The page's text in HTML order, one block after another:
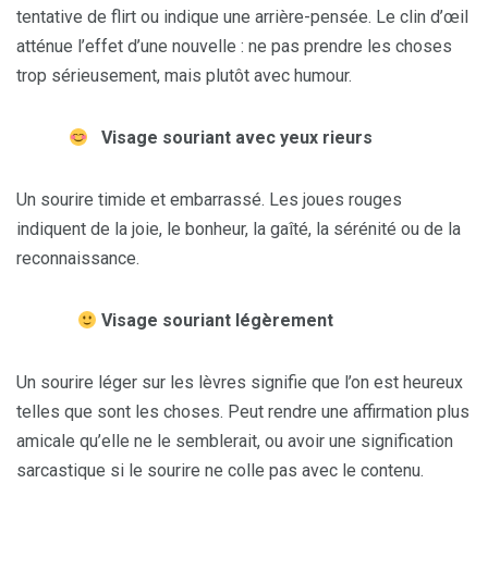
tentative de flirt ou indique une arrière-pensée. Le clin d’œil
atténue l’effet d’une nouvelle : ne pas prendre les choses
trop sérieusement, mais plutôt avec humour.
Visage souriant avec yeux rieurs
Un sourire timide et embarrassé. Les joues rouges
indiquent de la joie, le bonheur, la gaîté, la sérénité ou de la
reconnaissance.
Visage souriant légèrement
Un sourire léger sur les lèvres signifie que l’on est heureux
telles que sont les choses. Peut rendre une affirmation plus
amicale qu’elle ne le semblerait, ou avoir une signification
sarcastique si le sourire ne colle pas avec le contenu.